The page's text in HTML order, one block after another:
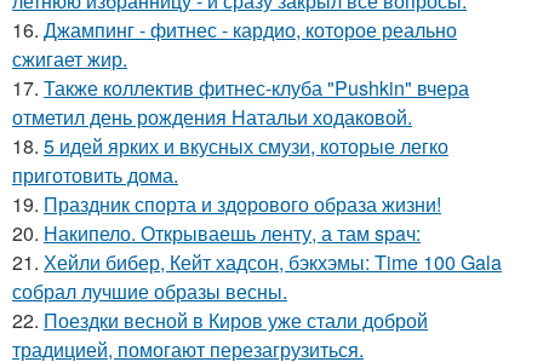
16. Джампинг - фитнес - кардио, которое реально
сжигает жир.
17. Также коллектив фитнес-клуба "Pushkin" вчера
отметил день рождения Натальи ходаковой.
18. 5 идей ярких и вкусных смузи, которые легко
приготовить дома.
19. Праздник спорта и здорового образа жизни!
20. Накипело. Открываешь ленту, а там spaч:
21. Хейли бибер, Кейт хадсон, бэкхэмы: Time 100 Gala
собрал лучшие образы весны.
22. Поездки весной в Киров уже стали доброй
традицией, помогают перезагрузиться.